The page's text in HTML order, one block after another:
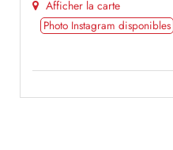
Afficher la carte
Photo Instagram disponibles